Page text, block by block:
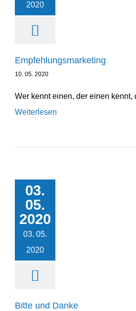
2020
Empfeh­lungs­mar­keting
10. 05. 2020
Wer kennt einen, der einen kennt,
Weiterlesen
03.
05.
2020
03. 05.
2020
Bitte und Danke